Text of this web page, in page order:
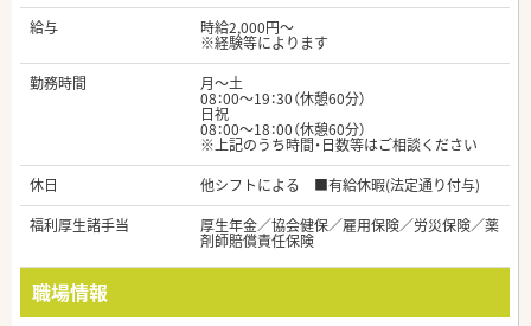
給与
時給2,000円～
※経験等によります
勤務時間
月～土
08：00～19：30（休憩60分）
日祝
08：00～18：00（休憩60分）
※上記のうち時間・日数等はご相談ください
休日
他シフトによる ■有給休暇(法定通り付与)
福利厚生諸手当
厚生年金／協会健保／雇用保険／労災保険／薬
剤師賠償責任保険
職場情報